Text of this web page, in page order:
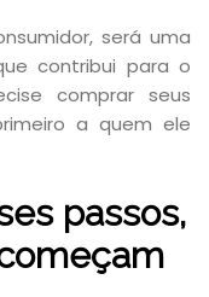
será uma
contribui para o
comprar seus
a quem ele
passos,